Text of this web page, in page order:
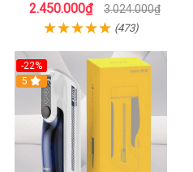
2.450.000₫ 3.024.000₫
(473)
-22%
5